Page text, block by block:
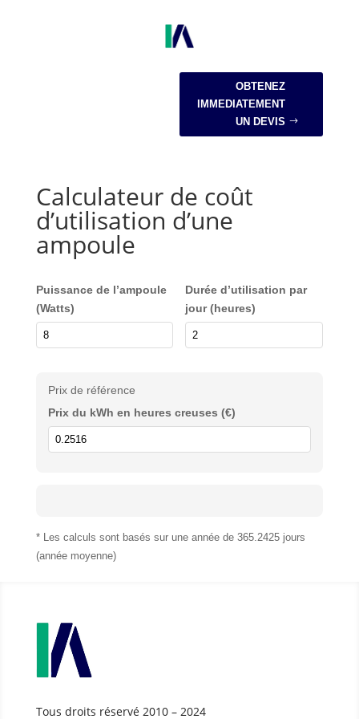
OBTENEZ
IMMEDIATEMENT
UN DEVIS
Calculateur de coût
d’utilisation d’une
ampoule
Puissance de l’ampoule
(Watts)
Durée d’utilisation par
jour (heures)
Prix de référence
Prix du kWh en heures creuses (€)
* Les calculs sont basés sur une année de 365.2425 jours
(année moyenne)
Tous droits réservé 2010 – 2024